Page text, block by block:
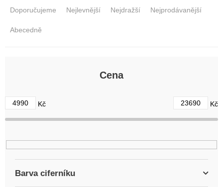
d
u
k
ů
Doporučujeme Nejlevnější Nejdražší Nejprodávanější
Abecedně
Cena
4990 Kč 23690 Kč
Barva ciferníku